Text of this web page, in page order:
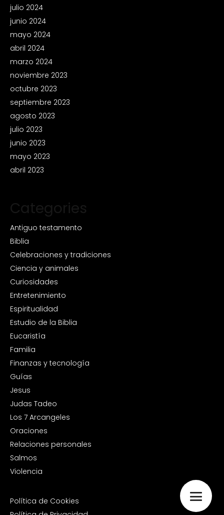
julio 2024
junio 2024
mayo 2024
abril 2024
marzo 2024
noviembre 2023
octubre 2023
septiembre 2023
agosto 2023
julio 2023
junio 2023
mayo 2023
abril 2023
Categories
Antiguo testamento
Biblia
Celebraciones y tradiciones
Ciencia y animales
Curiosidades
Entretenimiento
Espiritualidad
Estudio de la Biblia
Eucaristía
Familia
Finanzas y tecnología
Guías
Jesus
Judas Tadeo
Los 7 Arcangeles
Oraciones
Relaciones personales
Salmos
Violencia
Política de Cookies